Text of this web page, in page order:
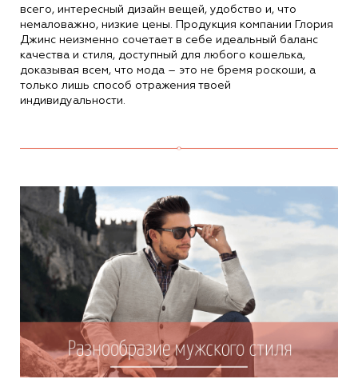
всего, интересный дизайн вещей, удобство и, что
немаловажно, низкие цены. Продукция компании Глория
Джинс неизменно сочетает в себе идеальный баланс
качества и стиля, доступный для любого кошелька,
доказывая всем, что мода – это не бремя роскоши, а
только лишь способ отражения твоей
индивидуальности.